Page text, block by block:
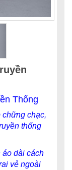
Thống
chững chạc,
thống
áo dài cách
vẻ ngoài